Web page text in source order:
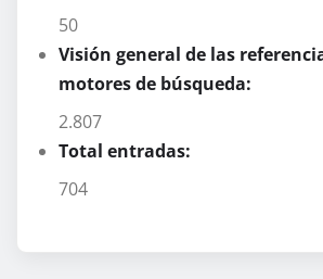
50
Visión general de las
motores de búsqueda:
2.807
Total entradas:
704